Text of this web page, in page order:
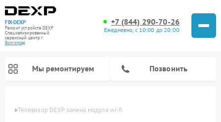
FIX-DEXP
Ремонт устройств DEXP
Специализированный
cервисный центр г.
Волгоград
+7 (844) 290-70-26
Ежедневно, с 10:00 до 20:00
Мы ремонтируем Позвонить
Телевизор DEXP замена модуля wi-fi